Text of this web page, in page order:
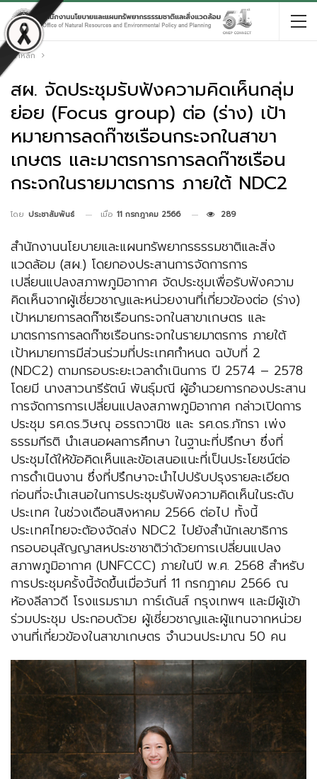
หน้าหลัก
สผ. จัดประชุมรับฟังความคิดเห็นกลุ่ม
ย่อย (Focus group) ต่อ (ร่าง) เป้า
หมายการลดก๊าซเรือนกระจกในสาขา
เกษตร และมาตรการการลดก๊าซเรือน
กระจกในรายมาตรการ ภายใต้ NDC2
โดย ประชาสัมพันธ์ เมื่อ 11 กรกฎาคม 2566 289
สำนักงานนโยบายและแผนทรัพยากรธรรมชาติและสิ่ง
แวดล้อม (สผ.) โดยกองประสานการจัดการการ
เปลี่ยนแปลงสภาพภูมิอากาศ จัดประชุมเพื่อรับฟังความ
คิดเห็นจากผู้เชี่ยวชาญและหน่วยงานที่เกี่ยวข้องต่อ (ร่าง)
เป้าหมายการลดก๊าซเรือนกระจกในสาขาเกษตร และ
มาตรการการลดก๊าซเรือนกระจกในรายมาตรการ ภายใต้
เป้าหมายการมีส่วนร่วมที่ประเทศกำหนด ฉบับที่ 2
(NDC2) ตามกรอบระยะเวลาดำเนินการ ปี 2574 – 2578
โดยมี นางสาวนารีรัตน์ พันธุ์มณี ผู้อำนวยการกองประสาน
การจัดการการเปลี่ยนแปลงสภาพภูมิอากาศ กล่าวเปิดการ
ประชุม รศ.ดร.วิษณุ อรรถวานิช และ รศ.ดร.ภัทรา เพ่ง
ธรรมกีรติ นำเสนอผลการศึกษา ในฐานะที่ปรึกษา ซึ่งที่
ประชุมได้ให้ข้อคิดเห็นและข้อเสนอแนะที่เป็นประโยชน์ต่อ
การดำเนินงาน ซึ่งที่ปรึกษาจะนำไปปรับปรุงรายละเอียด
ก่อนที่จะนำเสนอในการประชุมรับฟังความคิดเห็นในระดับ
ประเทศ ในช่วงเดือนสิงหาคม 2566 ต่อไป ทั้งนี้
ประเทศไทยจะต้องจัดส่ง NDC2 ไปยังสำนักเลขาธิการ
กรอบอนุสัญญาสหประชาชาติว่าด้วยการเปลี่ยนแปลง
สภาพภูมิอากาศ (UNFCCC) ภายในปี พ.ศ. 2568 สำหรับ
การประชุมครั้งนี้จัดขึ้นเมื่อวันที่ 11 กรกฎาคม 2566 ณ
ห้องลีลาวดี โรงแรมรามา การ์เด้นส์ กรุงเทพฯ และมีผู้เข้า
ร่วมประชุม ประกอบด้วย ผู้เชี่ยวชาญและผู้แทนจากหน่วย
งานที่เกี่ยวข้องในสาขาเกษตร จำนวนประมาณ 50 คน